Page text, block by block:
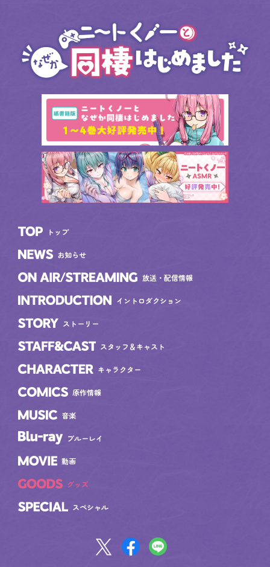
TOP
トップ
NEWS
お知らせ
ON AIR/STREAMING
放送・配信情報
INTRODUCTION
イントロダクション
STORY
ストーリー
STAFF&CAST
スタッフ＆キャスト
CHARACTER
キャラクター
COMICS
原作情報
MUSIC
音楽
Blu-ray
ブルーレイ
MOVIE
動画
GOODS
グッズ
SPECIAL
スペシャル